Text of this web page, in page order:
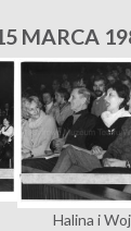
MARCA
Halina i